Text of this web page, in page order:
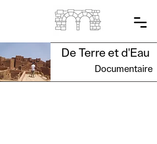
De Terre et d'Eau
Documentaire